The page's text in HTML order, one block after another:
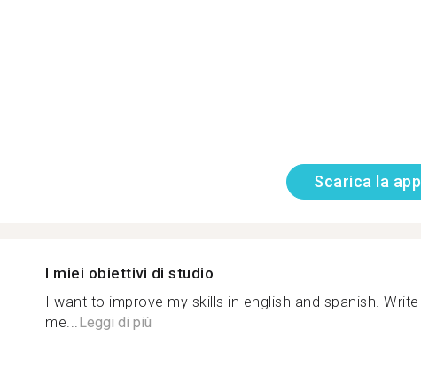
Scarica la app
I miei obiettivi di studio
I want to improve my skills in english and spanish. Write
me...Leggi di più